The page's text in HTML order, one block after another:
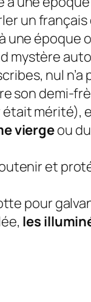
un
époque
mystère
nul n’a
son demi-
mérité),
viergeou
et
pour
les